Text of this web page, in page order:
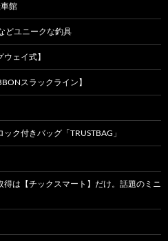
館
どユニークな釣具
ェイ式】
スラックライン】
ク付きバッグ「TRUSTBAG」
得は【チックスマート】だけ。話題のミニ